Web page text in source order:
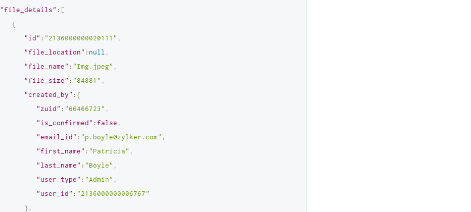
"file_details" : [
{
"id" : "2136000000020111" ,
"file_location" : null ,
"file_name" : "Img.jpeg" ,
"file_size" : "84881" ,
"created_by" : {
"zuid" : "66466723" ,
"is_confirmed" : false ,
"email_id" : "p.boyle@zylker.com" ,
"first_name" : "Patricia" ,
"last_name" : "Boyle" ,
"user_type" : "Admin" ,
"user_id" : "2136000000006767"
} ,